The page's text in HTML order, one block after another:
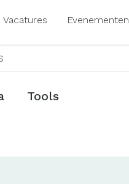
Vacatures Evenementen
Tools